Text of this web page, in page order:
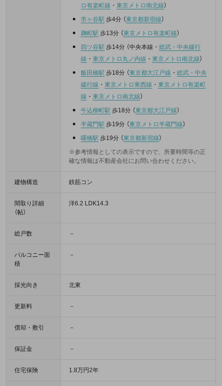
ロ有楽町線 ・ 東京メトロ南北線）
市ヶ谷駅 歩4分 （東京都新宿線）
麹町駅 歩13分 （東京メトロ有楽町線）
四ツ谷駅 歩14分 （中央本線 ・ 総武・中央緩行
線 ・ 東京メトロ丸ノ内線 ・ 東京メトロ南北線）
飯田橋駅 歩18分 （東京都大江戸線 ・ 総武・中央
緩行線 ・ 東京メトロ東西線 ・ 東京メトロ有楽町
線 ・ 東京メトロ南北線）
牛込柳町駅 歩18分 （東京都大江戸線）
半蔵門駅 歩19分 （東京メトロ半蔵門線）
曙橋駅 歩19分 （東京都新宿線）
※参考情報としての表示ですので、所要時間等の正
確な情報は不動産会社にお問い合わせください。
建物構造 鉄筋コン
間取り詳細
（帖）
洋6.2 LDK14.3
総戸数 －
バルコニー面
積
－
採光向き 北東
更新料 －
償却・敷引 －
保証金 －
住宅保険 1.8万円2年